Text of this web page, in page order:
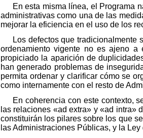
En esta misma línea, el Programa
administrativas como una de las
mejorar la eficiencia en el uso de los
Los defectos que tradicionalmente
ordenamiento vigente no es ajeno
propiciado la aparición de
han generado problemas de
permita ordenar y clarificar cómo se
como internamente con el resto de
En coherencia con este contexto,
las relaciones «ad extra» y «ad intra»
constituirán los pilares sobre los que
las Administraciones Públicas, y la